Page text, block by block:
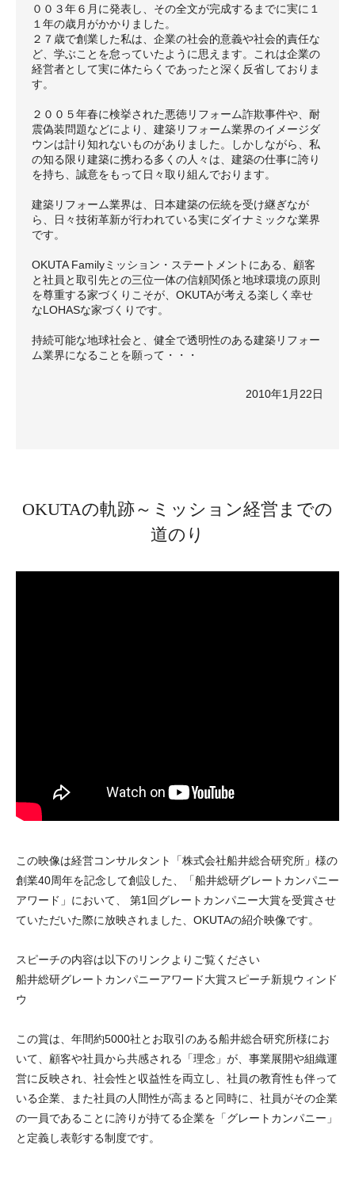
００３年６月に発表し、その全文が完成するまでに実に１
１年の歳月がかかりました。
２７歳で創業した私は、企業の社会的意義や社会的責任な
ど、学ぶことを怠っていたように思えます。これは企業の
経営者として実に体たらくであったと深く反省しておりま
す。
２００５年春に検挙された悪徳リフォーム詐欺事件や、耐
震偽装問題などにより、建築リフォーム業界のイメージダ
ウンは計り知れないものがありました。しかしながら、私
の知る限り建築に携わる多くの人々は、建築の仕事に誇り
を持ち、誠意をもって日々取り組んでおります。
建築リフォーム業界は、日本建築の伝統を受け継ぎなが
ら、日々技術革新が行われている実にダイナミックな業界
です。
OKUTA Familyミッション・ステートメントにある、顧客
と社員と取引先との三位一体の信頼関係と地球環境の原則
を尊重する家づくりこそが、OKUTAが考える楽しく幸せ
なLOHASな家づくりです。
持続可能な地球社会と、健全で透明性のある建築リフォー
ム業界になることを願って・・・
2010年1月22日
OKUTAの軌跡～ミッション経営までの
道のり
この映像は経営コンサルタント「株式会社船井総合研究所」様の
創業40周年を記念して創設した、「船井総研グレートカンパニー
アワード」において、 第1回グレートカンパニー大賞を受賞させ
ていただいた際に放映されました、OKUTAの紹介映像です。
スピーチの内容は以下のリンクよりご覧ください
船井総研グレートカンパニーアワード大賞スピーチ新規ウィンド
ウ
この賞は、年間約5000社とお取引のある船井総合研究所様にお
いて、顧客や社員から共感される「理念」が、事業展開や組織運
営に反映され、社会性と収益性を両立し、社員の教育性も伴って
いる企業、また社員の人間性が高まると同時に、社員がその企業
の一員であることに誇りが持てる企業を「グレートカンパニー」
と定義し表彰する制度です。